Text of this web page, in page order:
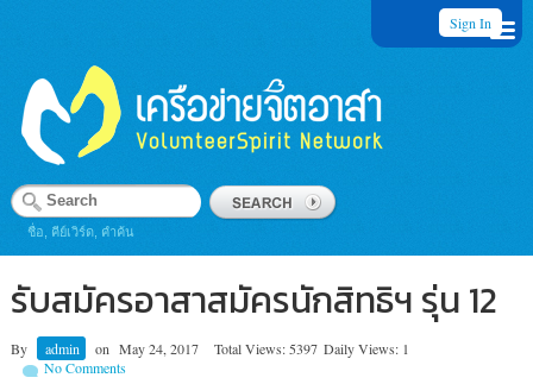
Sign In
ชื่อ, คีย์เวิร์ด, คำค้น
รับสมัครอาสาสมัครนักสิทธิฯ รุ่น 12
By admin on May 24, 2017 Total Views: 5397 Daily Views: 1
No Comments